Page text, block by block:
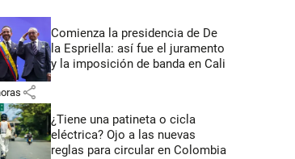
Comienza la presidencia de De
la Espriella: así fue el juramento
y la imposición de banda en Cali
share
¿Tiene una patineta o cicla
eléctrica? Ojo a las nuevas
reglas para circular en Colombia